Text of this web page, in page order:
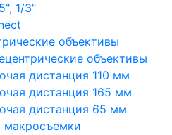
1/3"
объективы
объективы
дистанция 110 мм
дистанция 165 мм
дистанция 65 мм
макросъемки